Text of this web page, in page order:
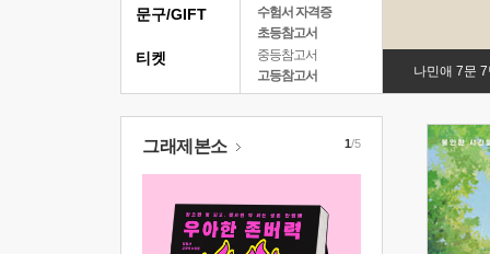
수험서 자격증
초등참고서
중등참고서
고등참고서
나민애 7문
문구/GIFT
티켓
그래제본소 1/5